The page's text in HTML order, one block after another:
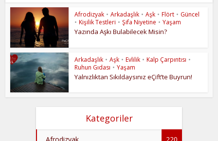
Afrodizyak • Arkadaşlık • Aşk • Flört • Güncel
• Kişilik Testleri • Şifa Niyetine • Yaşam
Yazında Aşkı Bulabilecek Misin?
Arkadaşlık • Aşk • Evlilik • Kalp Çarpıntısı •
Ruhun Gıdası • Yaşam
Yalnızlıktan Sıkıldaysınız eÇift’te Buyrun!
Kategoriler